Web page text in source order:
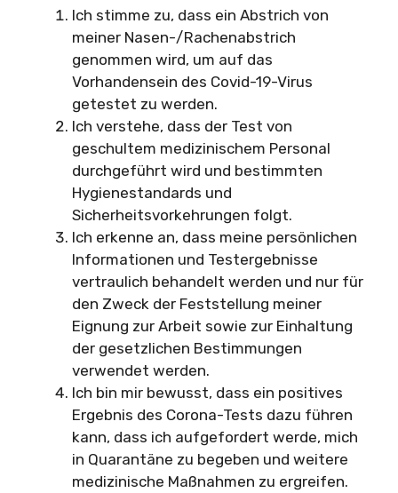
Ich stimme zu, dass ein Abstrich von
meiner Nasen-/Rachenabstrich
genommen wird, um auf das
Vorhandensein des Covid-19-Virus
getestet zu werden.
Ich verstehe, dass der Test von
geschultem medizinischem Personal
durchgeführt wird und bestimmten
Hygienestandards und
Sicherheitsvorkehrungen folgt.
Ich erkenne an, dass meine persönlichen
Informationen und Testergebnisse
vertraulich behandelt werden und nur für
den Zweck der Feststellung meiner
Eignung zur Arbeit sowie zur Einhaltung
der gesetzlichen Bestimmungen
verwendet werden.
Ich bin mir bewusst, dass ein positives
Ergebnis des Corona-Tests dazu führen
kann, dass ich aufgefordert werde, mich
in Quarantäne zu begeben und weitere
medizinische Maßnahmen zu ergreifen.